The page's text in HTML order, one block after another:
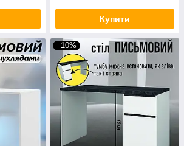
Купити
–10%